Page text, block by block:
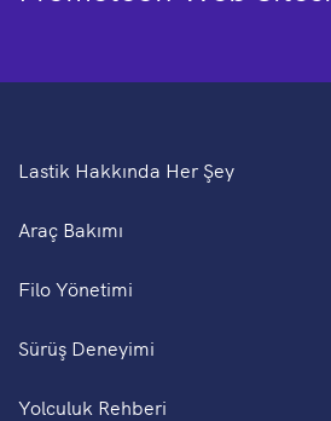
Lastik Hakkında Her Şey
Araç Bakımı
Filo Yönetimi
Sürüş Deneyimi
Yolculuk Rehberi